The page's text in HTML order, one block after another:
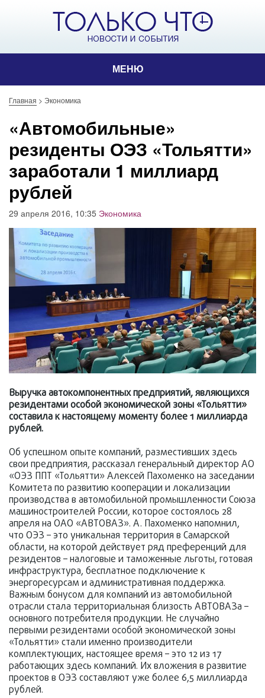
МЕНЮ
Главная > Экономика
«Автомобильные»
резиденты ОЭЗ «Тольятти»
заработали 1 миллиард
рублей
29 апреля 2016, 10:35 Экономика
Выручка автокомпонентных предприятий, являющихся
резидентами особой экономической зоны «Тольятти»
составила к настоящему моменту более 1 миллиарда
рублей.
Об успешном опыте компаний, разместивших здесь
свои предприятия, рассказал генеральный директор АО
«ОЭЗ ППТ «Тольятти» Алексей Пахоменко на заседании
Комитета по развитию кооперации и локализации
производства в автомобильной промышленности Союза
машиностроителей России, которое состоялось 28
апреля на ОАО «АВТОВАЗ». А. Пахоменко напомнил,
что ОЭЗ – это уникальная территория в Самарской
области, на которой действует ряд преференций для
резидентов – налоговые и таможенные льготы, готовая
инфраструктура, бесплатное подключение к
энергоресурсам и административная поддержка.
Важным бонусом для компаний из автомобильной
отрасли стала территориальная близость АВТОВАЗа –
основного потребителя продукции. Не случайно
первыми резидентами особой экономической зоны
«Тольятти» стали именно производители
комплектующих, настоящее время – это 12 из 17
работающих здесь компаний. Их вложения в развитие
проектов в ОЭЗ составляют уже более 6,5 миллиарда
рублей.